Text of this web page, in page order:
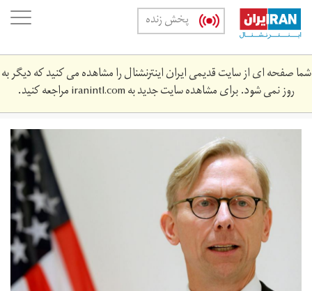
Skip
main
content
پخش زنده
شما صفحه ای از سایت قدیمی ایران اینترنشنال را مشاهده می کنید که دیگر به
روز نمی شود. برای مشاهده سایت جدید بهiranintl.comمراجعه کنید.
brian-
hook_2.jpg